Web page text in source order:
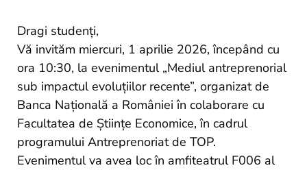
proiecte
Dragi studenți,
Vă invităm miercuri, 1 aprilie 2026, începând cu
ora 10:30, la evenimentul „Mediul antreprenorial
sub impactul evoluțiilor recente”, organizat de
Banca Națională a României în colaborare cu
Facultatea de Științe Economice, în cadrul
programului Antreprenoriat de TOP.
Evenimentul va avea loc în amfiteatrul F006 al